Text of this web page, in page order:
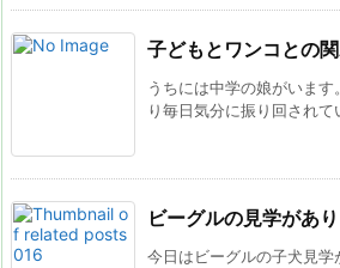
子どもとワンコとの
うちには中学の娘がいま
り毎日気分に振り回されて
ビーグルの見学があ
今日はビーグルの子犬見